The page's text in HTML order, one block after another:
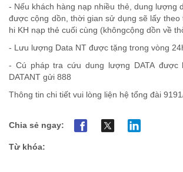
- Nếu khách hàng nạp nhiều thẻ, dung lượng
được cộng dồn thời gian sử dụng sẽ lấy theo
hi KH nạp thẻ cuối cùng (khôngcộng dồn về
- Lưu lượng Data NT được tặng trong vòng
- Cú pháp tra cứu dung lượng DATA được
DATANT gửi 888
Thông tin chi tiết vui lòng liện hệ tổng đài
Chia sẻ ngay:
Từ khóa: